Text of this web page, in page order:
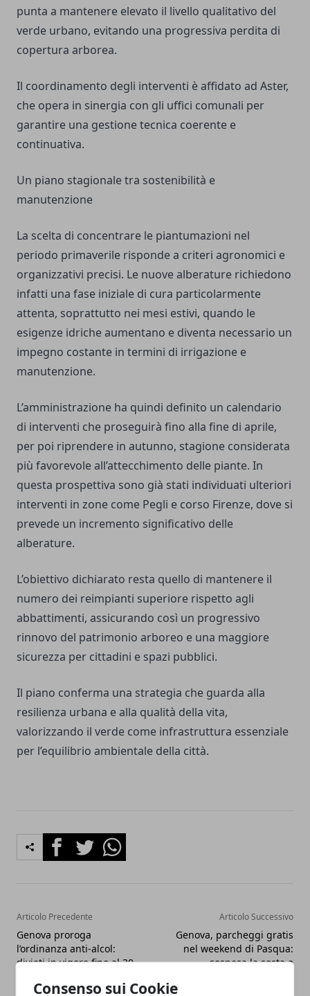
Consenso sui Cookie
punta a mantenere elevato il livello qualitativo del
verde urbano, evitando una progressiva perdita di
copertura arborea.
Il coordinamento degli interventi è affidato ad Aster,
che opera in sinergia con gli uffici comunali per
garantire una gestione tecnica coerente e
continuativa.
Un piano stagionale tra sostenibilità e
manutenzione
La scelta di concentrare le piantumazioni nel
periodo primaverile risponde a criteri agronomici e
organizzativi precisi. Le nuove alberature richiedono
infatti una fase iniziale di cura particolarmente
attenta, soprattutto nei mesi estivi, quando le
esigenze idriche aumentano e diventa necessario un
impegno costante in termini di irrigazione e
manutenzione.
L’amministrazione ha quindi definito un calendario
di interventi che proseguirà fino alla fine di aprile,
per poi riprendere in autunno, stagione considerata
più favorevole all’attecchimento delle piante. In
questa prospettiva sono già stati individuati ulteriori
interventi in zone come Pegli e corso Firenze, dove si
prevede un incremento significativo delle
alberature.
L’obiettivo dichiarato resta quello di mantenere il
numero dei reimpianti superiore rispetto agli
abbattimenti, assicurando così un progressivo
rinnovo del patrimonio arboreo e una maggiore
sicurezza per cittadini e spazi pubblici.
Il piano conferma una strategia che guarda alla
resilienza urbana e alla qualità della vita,
valorizzando il verde come infrastruttura essenziale
per l’equilibrio ambientale della città.
FacebookTwitterWhatsapp
Articolo Precedente
Genova proroga
l’ordinanza anti-alcol:
divieti in vigore fino al 30
Articolo Successivo
Genova, parcheggi gratis
nel weekend di Pasqua:
sospesa la sosta a